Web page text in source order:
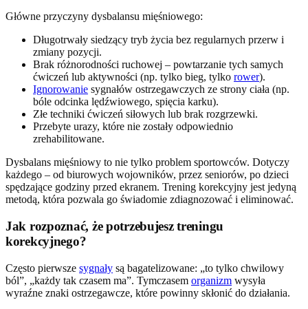
Główne przyczyny dysbalansu mięśniowego:
Długotrwały siedzący tryb życia bez regularnych przerw i
zmiany pozycji.
Brak różnorodności ruchowej – powtarzanie tych samych
ćwiczeń lub aktywności (np. tylko bieg, tylko rower).
Ignorowanie sygnałów ostrzegawczych ze strony ciała (np.
bóle odcinka lędźwiowego, spięcia karku).
Złe techniki ćwiczeń siłowych lub brak rozgrzewki.
Przebyte urazy, które nie zostały odpowiednio
zrehabilitowane.
Dysbalans mięśniowy to nie tylko problem sportowców. Dotyczy
każdego – od biurowych wojowników, przez seniorów, po dzieci
spędzające godziny przed ekranem. Trening korekcyjny jest jedyną
metodą, która pozwala go świadomie zdiagnozować i eliminować.
Jak rozpoznać, że potrzebujesz treningu
korekcyjnego?
Często pierwsze sygnały są bagatelizowane: „to tylko chwilowy
ból”, „każdy tak czasem ma”. Tymczasem organizm wysyła
wyraźne znaki ostrzegawcze, które powinny skłonić do działania.